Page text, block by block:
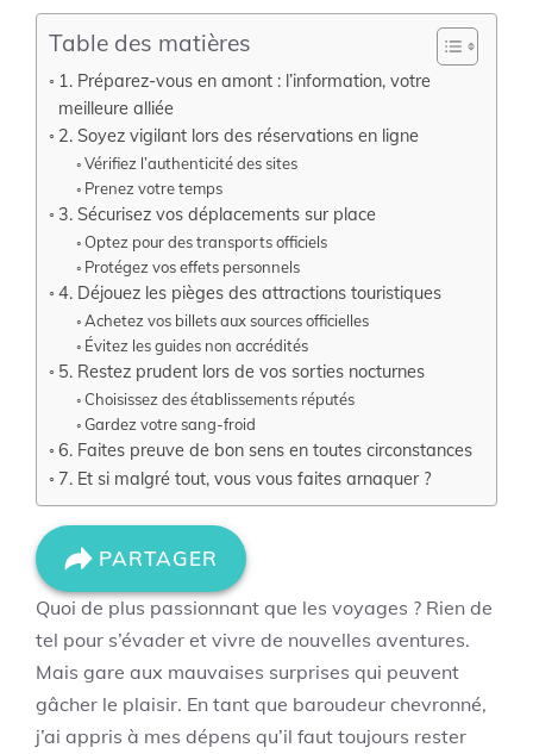
Table des matières
1. Préparez-vous en amont : l’information, votre
meilleure alliée
2. Soyez vigilant lors des réservations en ligne
Vérifiez l’authenticité des sites
Prenez votre temps
3. Sécurisez vos déplacements sur place
Optez pour des transports officiels
Protégez vos effets personnels
4. Déjouez les pièges des attractions touristiques
Achetez vos billets aux sources officielles
Évitez les guides non accrédités
5. Restez prudent lors de vos sorties nocturnes
Choisissez des établissements réputés
Gardez votre sang-froid
6. Faites preuve de bon sens en toutes circonstances
7. Et si malgré tout, vous vous faites arnaquer ?
PARTAGER
Quoi de plus passionnant que les voyages ? Rien de
tel pour s’évader et vivre de nouvelles aventures.
Mais gare aux mauvaises surprises qui peuvent
gâcher le plaisir. En tant que baroudeur chevronné,
j’ai appris à mes dépens qu’il faut toujours rester